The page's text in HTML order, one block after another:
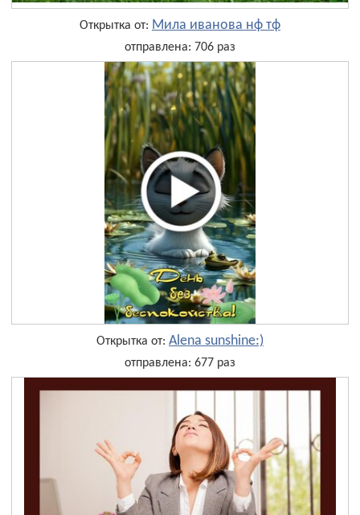
Открытка от: Мила иванова нф тф
отправлена: 706 раз
Открытка от: Alena sunshine:)
отправлена: 677 раз